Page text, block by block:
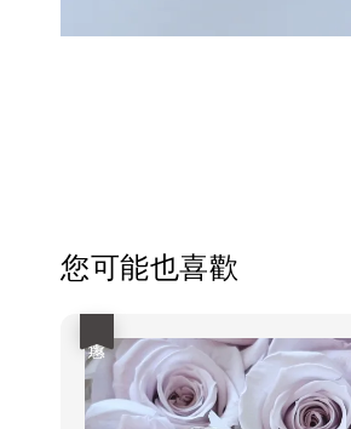
您可能也喜歡